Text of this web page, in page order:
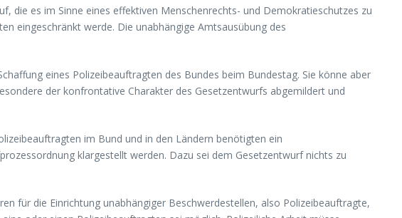
die es im Sinne eines effektiven Menschenrechts- und Demokratieschutzes zu
eingeschränkt werde. Die unabhängige Amtsausübung des
eines Polizeibeauftragten des Bundes beim Bundestag. Sie könne aber
der konfrontative Charakter des Gesetzentwurfs abgemildert und
im Bund und in den Ländern benötigten ein
klargestellt werden. Dazu sei dem Gesetzentwurf nichts zu
für die Einrichtung unabhängiger Beschwerdestellen, also Polizeibeauftragte,